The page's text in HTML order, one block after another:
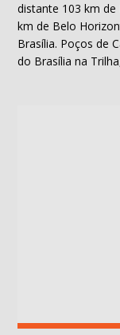
distante 103 km de
km de Belo
Brasília. Poços de
do Brasília na